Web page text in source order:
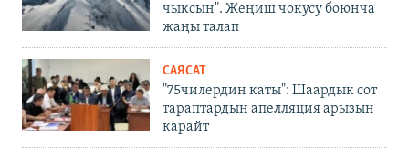
чыксын". Жеңиш чокусу боюнча
жаңы талап
САЯСАТ
"75чилердин каты": Шаардык сот
тараптардын апелляция арызын
карайт